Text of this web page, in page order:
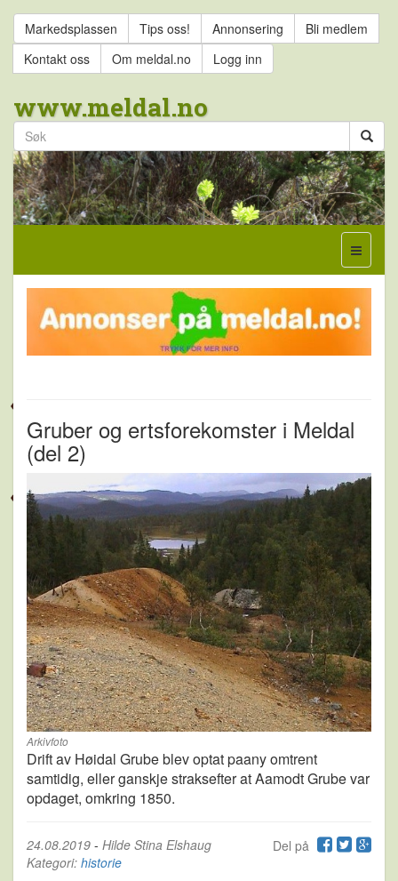
Markedsplassen Tips oss! Annonsering
Bli medlem
Kontakt oss
Om meldal.no Logg inn
www.meldal.no
Gruber og ertsforekomster i Meldal
(del 2)
Arkivfoto
Drift av Høidal Grube blev optat paany omtrent
samtidig, eller ganskje straksefter at Aamodt Grube var
opdaget, omkring 1850.
Del på
24.08.2019 - Hilde Stina Elshaug
Kategori: historie